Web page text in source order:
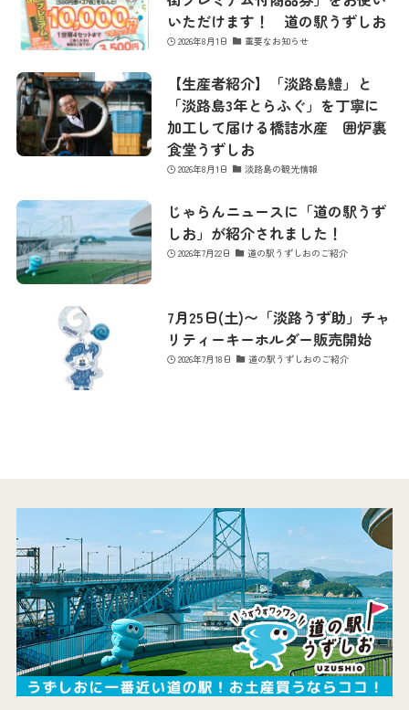
いただけます！ 道の駅うずしお
2026年8月1日 重要なお知らせ
【生産者紹介】「淡路島鱧」と
「淡路島3年とらふぐ」を丁寧に
加工して届ける橋詰水産 囲炉裏
食堂うずしお
2026年8月1日 淡路島の観光情報
じゃらんニュースに「道の駅うず
しお」が紹介されました！
2026年7月22日 道の駅うずしおのご紹介
7月25日(土)〜「淡路うず助」チャ
リティーキーホルダー販売開始
2026年7月18日 道の駅うずしおのご紹介